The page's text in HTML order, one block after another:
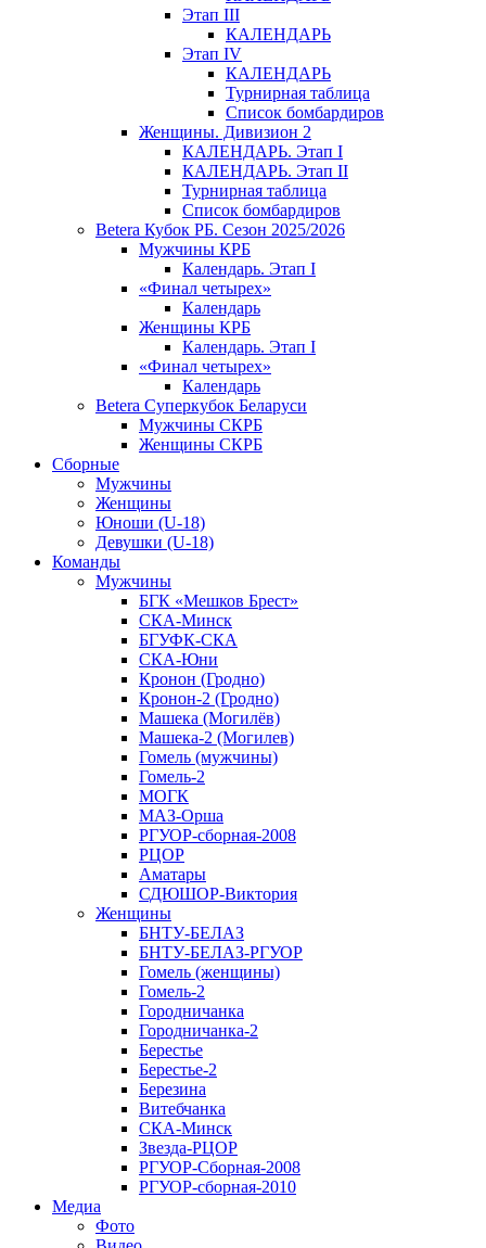
Этап III
КАЛЕНДАРЬ
Этап IV
КАЛЕНДАРЬ
Турнирная таблица
Список бомбардиров
Женщины. Дивизион 2
КАЛЕНДАРЬ. Этап I
КАЛЕНДАРЬ. Этап II
Турнирная таблица
Список бомбардиров
Betera Кубок РБ. Сезон 2025/2026
Мужчины КРБ
Календарь. Этап I
«Финал четырех»
Календарь
Женщины КРБ
Календарь. Этап I
«Финал четырех»
Календарь
Betera Суперкубок Беларуси
Мужчины СКРБ
Женщины СКРБ
Сборные
Мужчины
Женщины
Юноши (U-18)
Девушки (U-18)
Команды
Мужчины
БГК «Мешков Брест»
СКА-Минск
БГУФК-СКА
СКА-Юни
Кронон (Гродно)
Кронон-2 (Гродно)
Машека (Могилёв)
Машека-2 (Могилев)
Гомель (мужчины)
Гомель-2
МОГК
МАЗ-Орша
РГУОР-сборная-2008
РЦОР
Аматары
СДЮШОР-Виктория
Женщины
БНТУ-БЕЛАЗ
БНТУ-БЕЛАЗ-РГУОР
Гомель (женщины)
Гомель-2
Городничанка
Городничанка-2
Берестье
Берестье-2
Березина
Витебчанка
СКА-Минск
Звезда-РЦОР
РГУОР-Сборная-2008
РГУОР-сборная-2010
Медиа
Фото